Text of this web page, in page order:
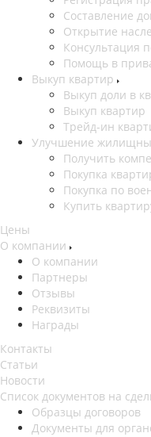
Составление
Открытие
Консультация
Помощь в
Выкуп квартир
Выкуп доли в
Выкуп квартир
Трейд-ин
Улучшение
Получить
Покупка
Покупка по
Купить
Цены
О компании
О компании
Партнеры
Отзывы
Реквизиты
Награды
Контакты
Статьи
Новости
Список документов на
Образцы договоров
Документы для